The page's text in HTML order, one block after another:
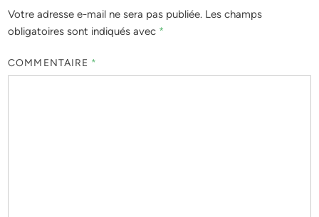
Votre adresse e-mail ne sera pas publiée. Les champs
obligatoires sont indiqués avec *
COMMENTAIRE *